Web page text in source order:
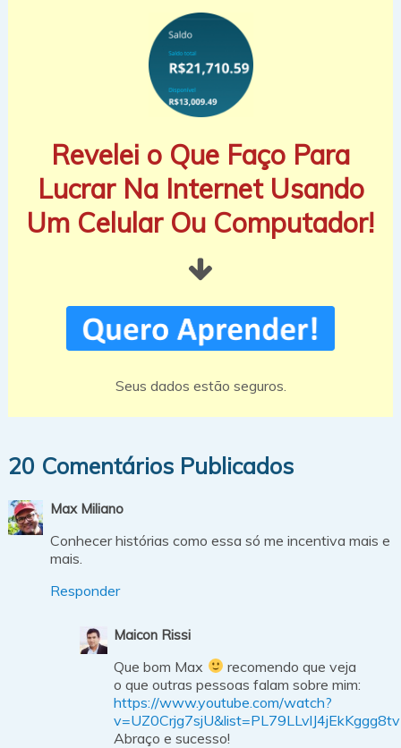
Revelei o Que Faço Para
Lucrar Na Internet Usando
Um Celular Ou Computador!
Seus dados estão seguros.
20 Comentários Publicados
Max Miliano
Conhecer histórias como essa só me incentiva mais e
mais.
Responder
Maicon Rissi
Que bom Max
recomendo que veja
o que outras pessoas falam sobre mim:
https://www.youtube.com/watch?
Abraço e sucesso!